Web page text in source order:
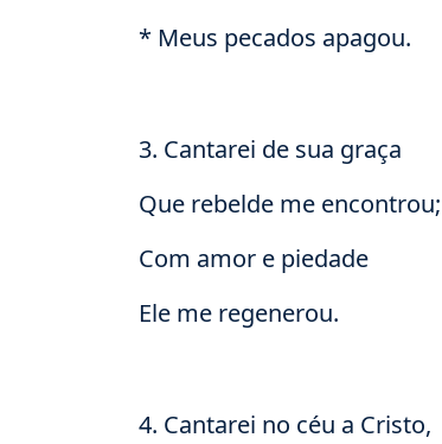
* Meus pecados apagou.
3. Cantarei de sua graça
Que rebelde me encontrou;
Com amor e piedade
Ele me regenerou.
4. Cantarei no céu a Cristo,